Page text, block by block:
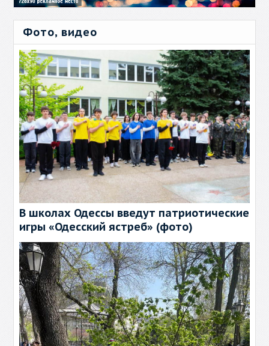
Фото, видео
В школах Одессы введут патриотические
игры «Одесский ястреб» (фото)